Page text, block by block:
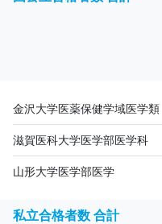
金沢大学医薬保健学域医学類
滋賀医科大学医学部医学科
山形大学医学部医学
私立合格者数 合計